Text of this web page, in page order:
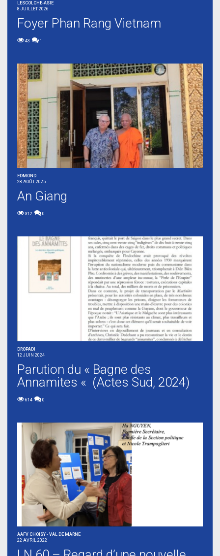
LESCOLCHE-ASIE
8 JUILLET 2026
Foyer Phan Rang Vietnam
43 1
EDMOND
28 AOÛT 2025
An Giang
312 0
DROPADI
12 JUIN 2024
Parution du « Bagne des
Annamites « (Actes Sud, 2024)
614 0
AAFV CHOISY - VAL DE MARNE
22 AVRIL 2022